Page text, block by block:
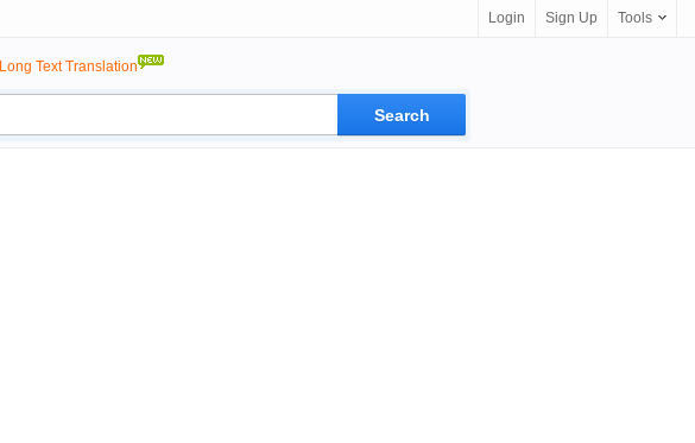
Login Sign Up Tools
Long Text Translation